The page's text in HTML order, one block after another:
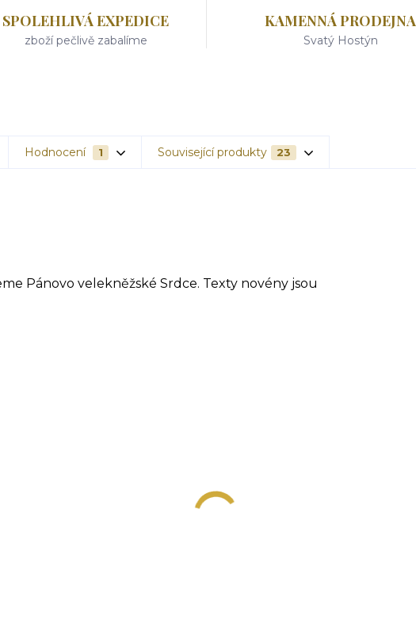
SPOLEHLIVÁ EXPEDICE
zboží pečlivě zabalíme
KAMENNÁ PRODEJNA
Svatý Hostýn
Hodnocení 1 Související produkty 23
Pánovo velekněžské Srdce. Texty novény jsou